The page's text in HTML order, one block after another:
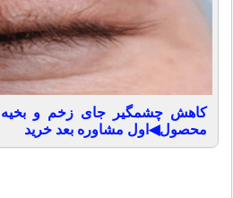
محصول◀اول مشاوره بعد خرید